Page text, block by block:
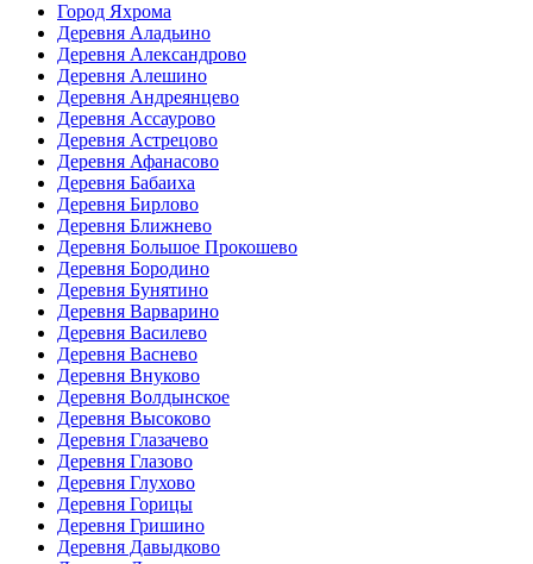
Город Яхрома
Деревня Аладьино
Деревня Александрово
Деревня Алешино
Деревня Андреянцево
Деревня Ассаурово
Деревня Астрецово
Деревня Афанасово
Деревня Бабаиха
Деревня Бирлово
Деревня Ближнево
Деревня Большое Прокошево
Деревня Бородино
Деревня Бунятино
Деревня Варварино
Деревня Василево
Деревня Васнево
Деревня Внуково
Деревня Волдынское
Деревня Высоково
Деревня Глазачево
Деревня Глазово
Деревня Глухово
Деревня Горицы
Деревня Гришино
Деревня Давыдково